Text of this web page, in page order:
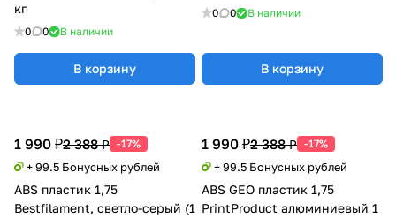
0 0 В наличии
В корзину
1 990 ₽2 388 ₽ -17%
+ 99.5 Бонусных рублей
ABS пластик 1,75
Bestfilament, светло-серый (1
1 990 ₽2 388 ₽ -17%
+ 99.5 Бонусных рублей
ABS GEO пластик 1,75
PrintProduct алюминиевый 1
кг
0 0 В наличии
В корзину